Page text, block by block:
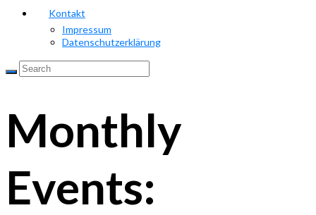
Kontakt
Impressum
Datenschutzerklärung
Monthly
Events: